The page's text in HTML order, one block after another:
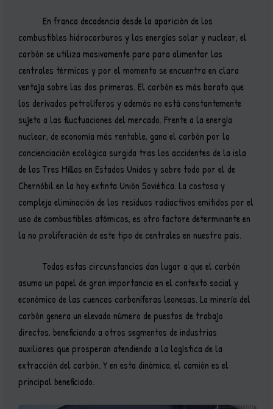
En franca decadencia desde la aparición de los
combustibles hidrocarburos y las energías solar y nuclear, el
carbón se utiliza masivamente para para alimentar las
centrales térmicas y por el momento se encuentra en clara
ventaja sobre las dos primeras. El carbón es más barato que
los derivados petrolíferos y además no está constantemente
sujeto a las fluctuaciones del mercado. Frente a la energía
nuclear, de economía más rentable, gana el carbón por la
concienciación ecológica surgida tras los accidentes de la isla
de las Tres Millas en Estados Unidos y sobre todo por el de
Chernóbil en la hoy extinta Unión Soviética. La costosa y
compleja eliminación de los residuos radiactivos emitidos por el
uso de combustibles atómicos, es otro factore determinante en
la no proliferación de este tipo de centrales en nuestro país.
Todas estas circunstancias dan lugar a que el carbón
asuma un papel de gran importancia en el contexto social y
económico de las cuencas carboníferas leonesas. La minería del
carbón genera un elevado número de puestos de trabajo
directos, beneficiando a otros segmentos de industrias
auxiliares que prosperan atendiendo a la logística de la
extracción del carbón. Y en esta dinámica, el camión es el
principal beneficiado.